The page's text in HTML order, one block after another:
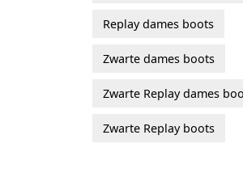
Replay dames boots
Zwarte dames boots
Zwarte Replay dames
Zwarte Replay boots